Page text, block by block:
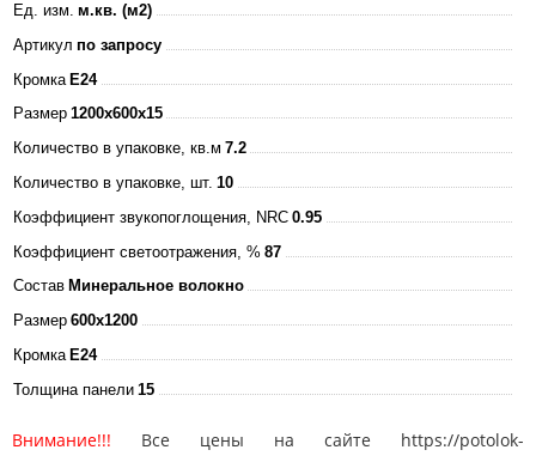
Ед. изм. м.кв. (м2)
Артикул по запросу
Кромка E24
Размер 1200x600x15
Количество в упаковке, кв.м 7.2
Количество в упаковке, шт. 10
Коэффициент звукопоглощения, NRC 0.95
Коэффициент светоотражения, % 87
Состав Минеральное волокно
Размер 600x1200
Кромка E24
Толщина панели 15
Внимание!!! Все цены на сайте https://potolok-